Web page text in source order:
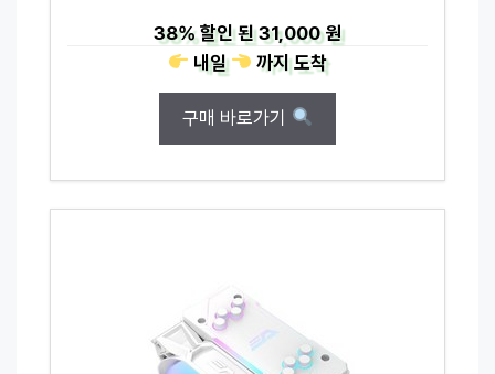
38%할인 된31,000 원
내일
까지도착
구매 바로가기